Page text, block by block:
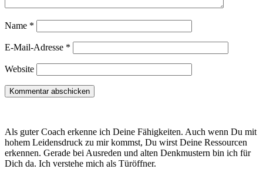
Name *
E-Mail-Adresse *
Website
Als guter Coach erkenne ich Deine Fähigkeiten. Auch wenn Du mit
hohem Leidensdruck zu mir kommst, Du wirst Deine Ressourcen
erkennen. Gerade bei Ausreden und alten Denkmustern bin ich für
Dich da. Ich verstehe mich als Türöffner.